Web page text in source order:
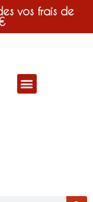
vos frais de